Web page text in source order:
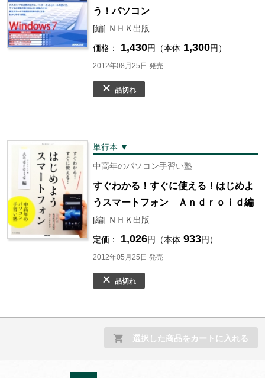
う！パソコン
[編] ＮＨＫ出版
価格： 1,430円（本体 1,300円）
2012年08月25日 発売
品切れ
単行本 ▼
中高年のパソコン手習い塾
すぐわかる！すぐに使える！はじめよ
うスマートフォン Ａｎｄｒｏｉｄ編
[編] ＮＨＫ出版
定価： 1,026円（本体 933円）
2012年05月25日 発売
品切れ
選択した商品をカートに入れる